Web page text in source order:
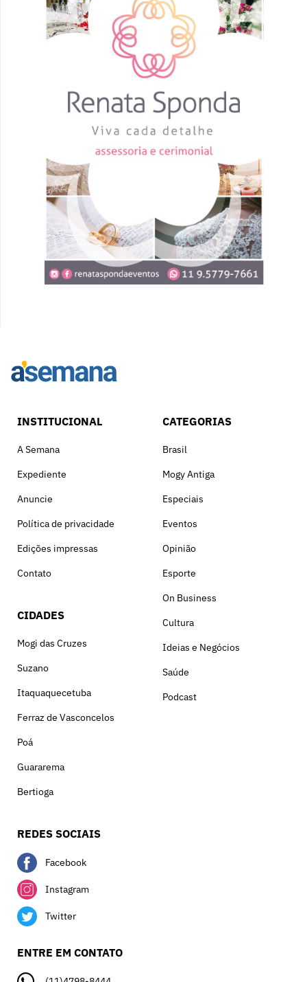
INSTITUCIONAL
A Semana
Expediente
Anuncie
Política de privacidade
Edições impressas
Contato
CIDADES
Mogi das Cruzes
Suzano
Itaquaquecetuba
Ferraz de Vasconcelos
Poá
Guararema
Bertioga
CATEGORIAS
Brasil
Mogy Antiga
Especiais
Eventos
Opinião
Esporte
On Business
Cultura
Ideias e Negócios
Saúde
Podcast
REDES SOCIAIS
Facebook
Instagram
Twitter
ENTRE EM CONTATO